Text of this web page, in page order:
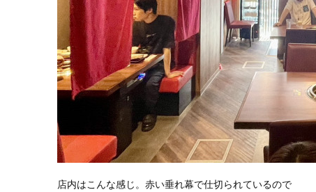
店内はこんな感じ。赤い垂れ幕で仕切られているので